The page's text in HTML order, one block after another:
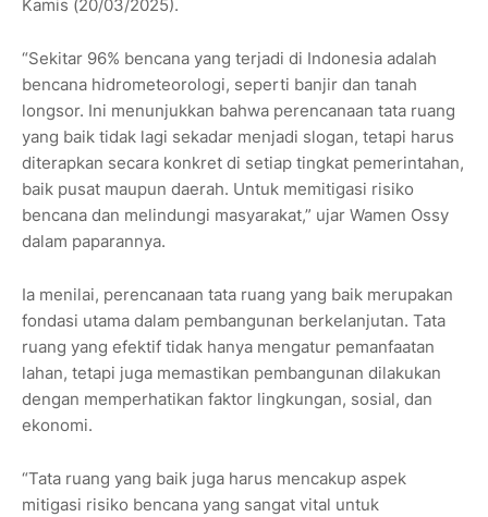
Kamis (20/03/2025).
“Sekitar 96% bencana yang terjadi di Indonesia adalah
bencana hidrometeorologi, seperti banjir dan tanah
longsor. Ini menunjukkan bahwa perencanaan tata ruang
yang baik tidak lagi sekadar menjadi slogan, tetapi harus
diterapkan secara konkret di setiap tingkat pemerintahan,
baik pusat maupun daerah. Untuk memitigasi risiko
bencana dan melindungi masyarakat,” ujar Wamen Ossy
dalam paparannya.
Ia menilai, perencanaan tata ruang yang baik merupakan
fondasi utama dalam pembangunan berkelanjutan. Tata
ruang yang efektif tidak hanya mengatur pemanfaatan
lahan, tetapi juga memastikan pembangunan dilakukan
dengan memperhatikan faktor lingkungan, sosial, dan
ekonomi.
“Tata ruang yang baik juga harus mencakup aspek
mitigasi risiko bencana yang sangat vital untuk